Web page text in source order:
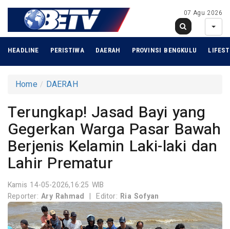
07 Agu 2026
HEADLINE PERISTIWA DAERAH PROVINSI BENGKULU
Home DAERAH
Terungkap! Jasad Bayi yang
Gegerkan Warga Pasar Bawah
Berjenis Kelamin Laki-laki dan
Lahir Prematur
Kamis 14-05-2026,16:25 WIB
Reporter:Ary Rahmad | Editor: Ria Sofyan